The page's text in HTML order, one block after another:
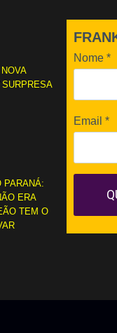
PARANÁ:
ERA
TEM O
Nome *
Email *